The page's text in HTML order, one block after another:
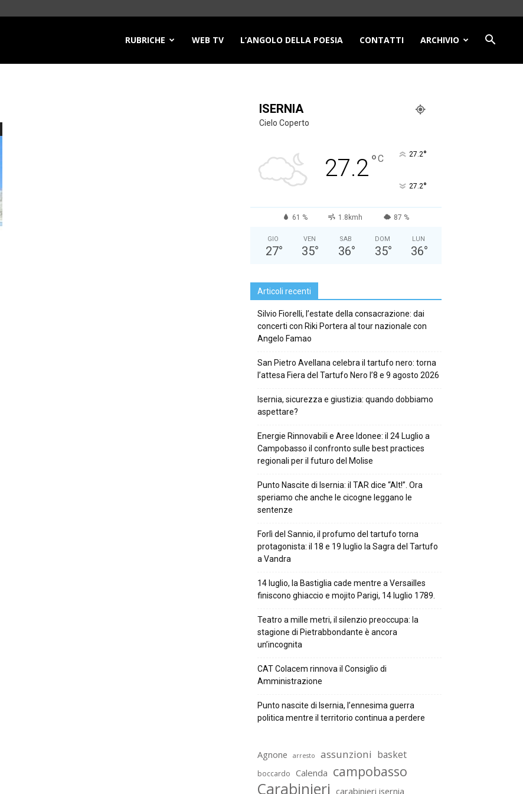
RUBRICHE WEB TV L’ANGOLO DELLA POESIA CONTATTI ARCHIVIO
ISERNIA
Cielo Coperto
27.2°C 27.2°
27.2°
61 % 1.8kmh 87 %
GIO
27°
VEN
35°
SAB
36°
DOM
35°
LUN
36°
Articoli recenti
Silvio Fiorelli, l’estate della consacrazione: dai
concerti con Riki Portera al tour nazionale con
Angelo Famao
San Pietro Avellana celebra il tartufo nero: torna
l’attesa Fiera del Tartufo Nero l’8 e 9 agosto 2026
Isernia, sicurezza e giustizia: quando dobbiamo
aspettare?
Energie Rinnovabili e Aree Idonee: il 24 Luglio a
Campobasso il confronto sulle best practices
regionali per il futuro del Molise
Punto Nascite di Isernia: il TAR dice “Alt!”. Ora
speriamo che anche le cicogne leggano le
sentenze
Forlì del Sannio, il profumo del tartufo torna
protagonista: il 18 e 19 luglio la Sagra del Tartufo
a Vandra
14 luglio, la Bastiglia cade mentre a Versailles
finiscono ghiaccio e mojito Parigi, 14 luglio 1789.
Teatro a mille metri, il silenzio preoccupa: la
stagione di Pietrabbondante è ancora
un’incognita
CAT Colacem rinnova il Consiglio di
Amministrazione
Punto nascite di Isernia, l’ennesima guerra
politica mentre il territorio continua a perdere
Agnone arresto assunzioni basket
boccardo Calenda campobasso
Carabinieri carabinieri isernia